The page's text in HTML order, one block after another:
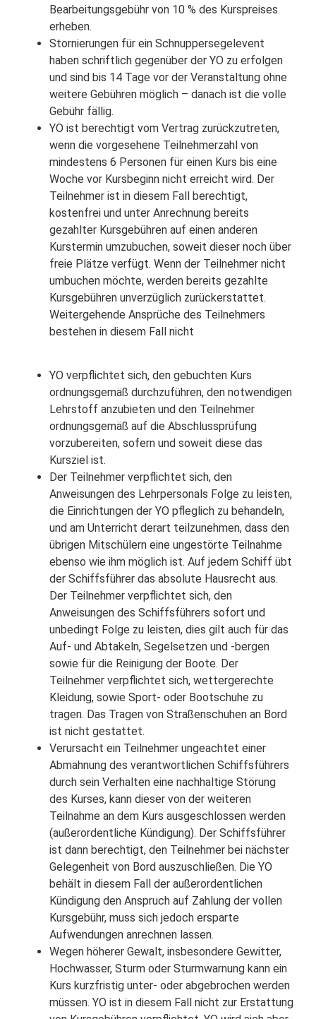
Bearbeitungsgebühr von 10 % des Kurspreises
erheben.
Stornierungen für ein Schnuppersegelevent
haben schriftlich gegenüber der YO zu erfolgen
und sind bis 14 Tage vor der Veranstaltung ohne
weitere Gebühren möglich – danach ist die volle
Gebühr fällig.
YO ist berechtigt vom Vertrag zurückzutreten,
wenn die vorgesehene Teilnehmerzahl von
mindestens 6 Personen für einen Kurs bis eine
Woche vor Kursbeginn nicht erreicht wird. Der
Teilnehmer ist in diesem Fall berechtigt,
kostenfrei und unter Anrechnung bereits
gezahlter Kursgebühren auf einen anderen
Kurstermin umzubuchen, soweit dieser noch über
freie Plätze verfügt. Wenn der Teilnehmer nicht
umbuchen möchte, werden bereits gezahlte
Kursgebühren unverzüglich zurückerstattet.
Weitergehende Ansprüche des Teilnehmers
bestehen in diesem Fall nicht
YO verpflichtet sich, den gebuchten Kurs
ordnungsgemäß durchzuführen, den notwendigen
Lehrstoff anzubieten und den Teilnehmer
ordnungsgemäß auf die Abschlussprüfung
vorzubereiten, sofern und soweit diese das
Kursziel ist.
Der Teilnehmer verpflichtet sich, den
Anweisungen des Lehrpersonals Folge zu leisten,
die Einrichtungen der YO pfleglich zu behandeln,
und am Unterricht derart teilzunehmen, dass den
übrigen Mitschülern eine ungestörte Teilnahme
ebenso wie ihm möglich ist. Auf jedem Schiff übt
der Schiffsführer das absolute Hausrecht aus.
Der Teilnehmer verpflichtet sich, den
Anweisungen des Schiffsführers sofort und
unbedingt Folge zu leisten, dies gilt auch für das
Auf- und Abtakeln, Segelsetzen und -bergen
sowie für die Reinigung der Boote. Der
Teilnehmer verpflichtet sich, wettergerechte
Kleidung, sowie Sport- oder Bootschuhe zu
tragen. Das Tragen von Straßenschuhen an Bord
ist nicht gestattet.
Verursacht ein Teilnehmer ungeachtet einer
Abmahnung des verantwortlichen Schiffsführers
durch sein Verhalten eine nachhaltige Störung
des Kurses, kann dieser von der weiteren
Teilnahme an dem Kurs ausgeschlossen werden
(außerordentliche Kündigung). Der Schiffsführer
ist dann berechtigt, den Teilnehmer bei nächster
Gelegenheit von Bord auszuschließen. Die YO
behält in diesem Fall der außerordentlichen
Kündigung den Anspruch auf Zahlung der vollen
Kursgebühr, muss sich jedoch ersparte
Aufwendungen anrechnen lassen.
Wegen höherer Gewalt, insbesondere Gewitter,
Hochwasser, Sturm oder Sturmwarnung kann ein
Kurs kurzfristig unter- oder abgebrochen werden
müssen. YO ist in diesem Fall nicht zur Erstattung